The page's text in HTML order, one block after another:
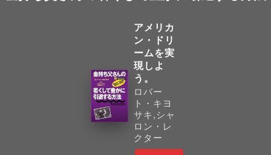
アメリカ
ン・ドリ
ームを実
現しよ
う。
ロバー
ト・キヨ
サキ,シャ
ロン・レ
クター